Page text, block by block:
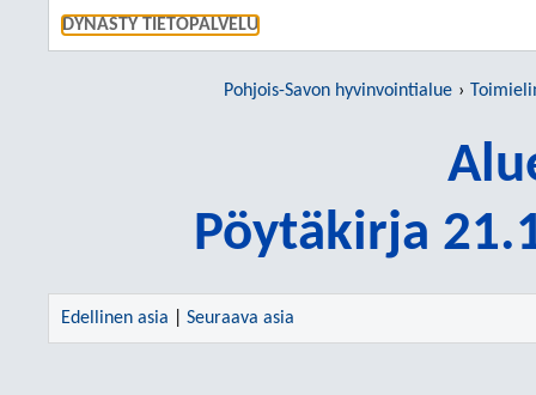
DYNASTY TIETOPALVELU
Pohjois-Savon hyvinvointialue
Pöytäkirja
Edellinen asia Seuraava asia